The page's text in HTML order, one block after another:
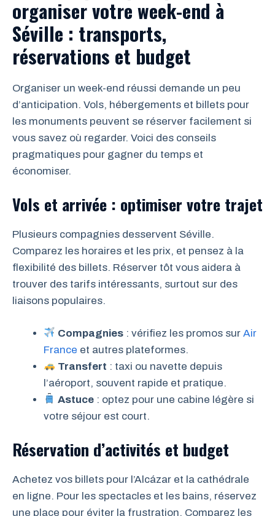
organiser votre week-end à
Séville : transports,
réservations et budget
Organiser un week-end réussi demande un peu
d’anticipation. Vols, hébergements et billets pour
les monuments peuvent se réserver facilement si
vous savez où regarder. Voici des conseils
pragmatiques pour gagner du temps et
économiser.
Vols et arrivée : optimiser votre trajet
Plusieurs compagnies desservent Séville.
Comparez les horaires et les prix, et pensez à la
flexibilité des billets. Réserver tôt vous aidera à
trouver des tarifs intéressants, surtout sur des
liaisons populaires.
Compagnies : vérifiez les promos surAir
France et autres plateformes.
Transfert : taxi ou navette depuis
l’aéroport, souvent rapide et pratique.
Astuce : optez pour une cabine légère si
votre séjour est court.
Réservation d’activités et budget
Achetez vos billets pour l’Alcázar et la cathédrale
en ligne. Pour les spectacles et les bains, réservez
une place pour éviter la frustration. Comparez les